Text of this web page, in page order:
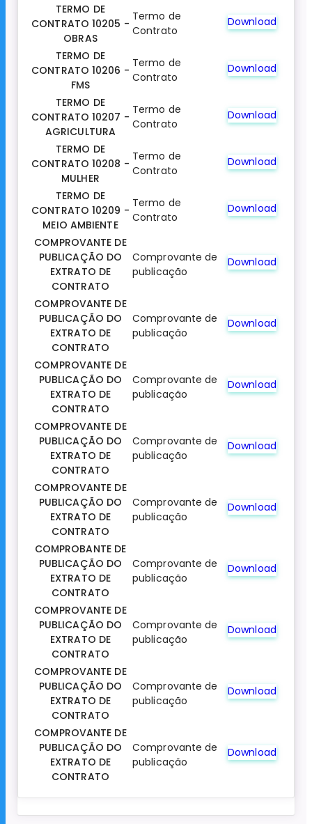
TERMO DE
CONTRATO 10205 -
OBRAS
Termo de
Contrato
Download
TERMO DE
CONTRATO 10206 -
FMS
Termo de
Contrato
Download
TERMO DE
CONTRATO 10207 -
AGRICULTURA
Termo de
Contrato
Download
TERMO DE
CONTRATO 10208 -
MULHER
Termo de
Contrato
Download
TERMO DE
CONTRATO 10209 -
MEIO AMBIENTE
Termo de
Contrato
Download
COMPROVANTE DE
PUBLICAÇÃO DO
EXTRATO DE
CONTRATO
Comprovante de
publicação
Download
COMPROVANTE DE
PUBLICAÇÃO DO
EXTRATO DE
CONTRATO
Comprovante de
publicação
Download
COMPROVANTE DE
PUBLICAÇÃO DO
EXTRATO DE
CONTRATO
Comprovante de
publicação
Download
COMPROVANTE DE
PUBLICAÇÃO DO
EXTRATO DE
CONTRATO
Comprovante de
publicação
Download
COMPROVANTE DE
PUBLICAÇÃO DO
EXTRATO DE
CONTRATO
Comprovante de
publicação
Download
COMPROBANTE DE
PUBLICAÇÃO DO
EXTRATO DE
CONTRATO
Comprovante de
publicação
Download
COMPROVANTE DE
PUBLICAÇÃO DO
EXTRATO DE
CONTRATO
Comprovante de
publicação
Download
COMPROVANTE DE
PUBLICAÇÃO DO
EXTRATO DE
CONTRATO
Comprovante de
publicação
Download
COMPROVANTE DE
PUBLICAÇÃO DO
EXTRATO DE
CONTRATO
Comprovante de
publicação
Download